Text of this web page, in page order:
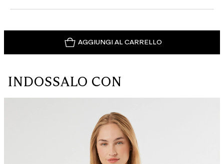
AGGIUNGI AL CARRELLO
INDOSSALO CON